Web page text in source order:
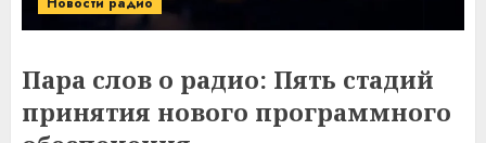
Пара слов о радио: Пять стадий
принятия нового программного